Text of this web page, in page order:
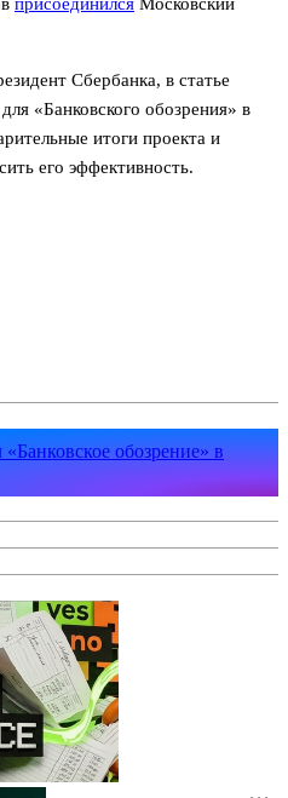
Сбербанка, в статье
«Банковского обозрения» в
итоги проекта и
его эффективность.
обозрение» в